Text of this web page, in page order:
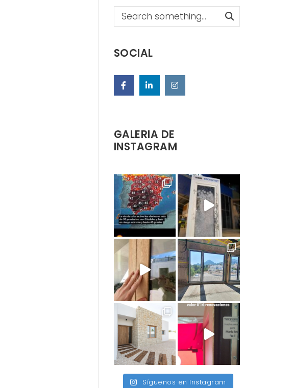
Search
SOCIAL
GALERIA DE
INSTAGRAM
Síguenos en Instagram